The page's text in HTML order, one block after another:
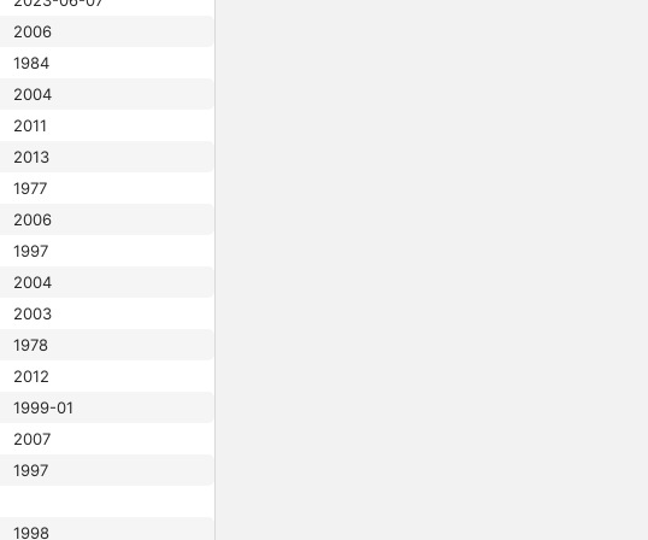
2006
1984
2004
2011
2013
1977
2006
1997
2004
2003
1978
2012
1999-01
2007
1997
1998